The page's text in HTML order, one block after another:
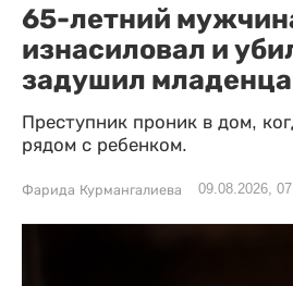
65-летний
изнасиловал и
задушил младенца
Преступник проник в дом,
рядом с ребенком.
Фарида Курмангалиева 09.08.2026,